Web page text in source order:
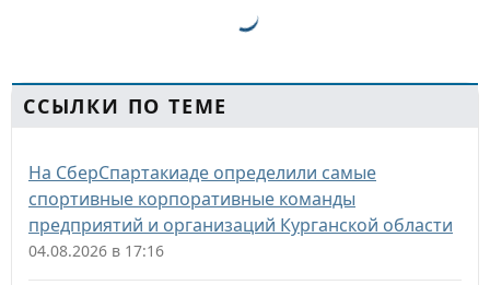
ССЫЛКИ ПО ТЕМЕ
На СберСпартакиаде определили самые
спортивные корпоративные команды
предприятий и организаций Курганской области
04.08.2026 в 17:16